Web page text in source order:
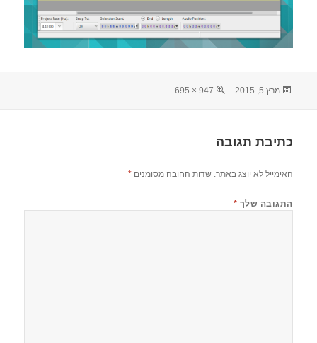
פורסם
מרץ 5, 2015
מסך
947 × 695
כתיבת תגובה
האימייל לא יוצג באתר. שדות החובה מסומנים*
התגובה שלך *